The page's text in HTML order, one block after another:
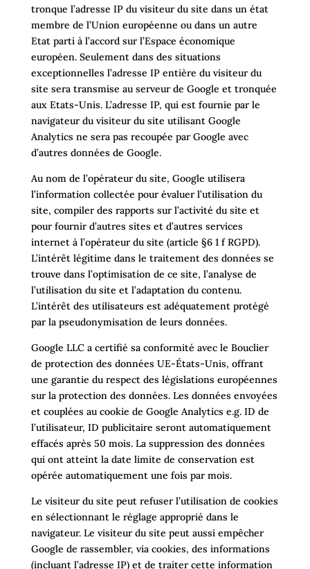
tronque l’adresse IP du visiteur du site dans un état
membre de l’Union européenne ou dans un autre
Etat parti à l’accord sur l’Espace économique
européen. Seulement dans des situations
exceptionnelles l’adresse IP entière du visiteur du
site sera transmise au serveur de Google et tronquée
aux Etats-Unis. L’adresse IP, qui est fournie par le
navigateur du visiteur du site utilisant Google
Analytics ne sera pas recoupée par Google avec
d’autres données de Google.
Au nom de l’opérateur du site, Google utilisera
l’information collectée pour évaluer l’utilisation du
site, compiler des rapports sur l’activité du site et
pour fournir d’autres sites et d’autres services
internet à l’opérateur du site (article §6 1 f RGPD).
L’intérêt légitime dans le traitement des données se
trouve dans l’optimisation de ce site, l’analyse de
l’utilisation du site et l’adaptation du contenu.
L’intérêt des utilisateurs est adéquatement protégé
par la pseudonymisation de leurs données.
Google LLC a certifié sa conformité avec le Bouclier
de protection des données UE-États-Unis, offrant
une garantie du respect des législations européennes
sur la protection des données. Les données envoyées
et couplées au cookie de Google Analytics e.g. ID de
l’utilisateur, ID publicitaire seront automatiquement
effacés après 50 mois. La suppression des données
qui ont atteint la date limite de conservation est
opérée automatiquement une fois par mois.
Le visiteur du site peut refuser l’utilisation de cookies
en sélectionnant le réglage approprié dans le
navigateur. Le visiteur du site peut aussi empêcher
Google de rassembler, via cookies, des informations
(incluant l’adresse IP) et de traiter cette information